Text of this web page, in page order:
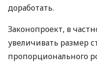
доработать.
Законопроект, в
увеличивать размер
пропорционального